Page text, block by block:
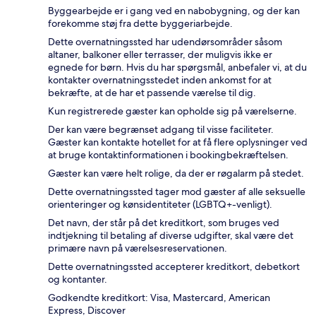
Byggearbejde er i gang ved en nabobygning, og der kan
forekomme støj fra dette byggeriarbejde.
Dette overnatningssted har udendørsområder såsom
altaner, balkoner eller terrasser, der muligvis ikke er
egnede for børn. Hvis du har spørgsmål, anbefaler vi, at du
kontakter overnatningsstedet inden ankomst for at
bekræfte, at de har et passende værelse til dig.
Kun registrerede gæster kan opholde sig på værelserne.
Der kan være begrænset adgang til visse faciliteter.
Gæster kan kontakte hotellet for at få flere oplysninger ved
at bruge kontaktinformationen i bookingbekræftelsen.
Gæster kan være helt rolige, da der er røgalarm på stedet.
Dette overnatningssted tager mod gæster af alle seksuelle
orienteringer og kønsidentiteter (LGBTQ+-venligt).
Det navn, der står på det kreditkort, som bruges ved
indtjekning til betaling af diverse udgifter, skal være det
primære navn på værelsesreservationen.
Dette overnatningssted accepterer kreditkort, debetkort
og kontanter.
Godkendte kreditkort: Visa, Mastercard, American
Express, Discover